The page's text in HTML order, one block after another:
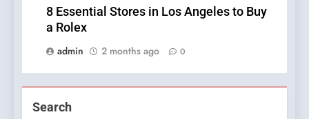
8 Essential Stores in Los Angeles to Buy
a Rolex
admin
2 months ago 0
Search